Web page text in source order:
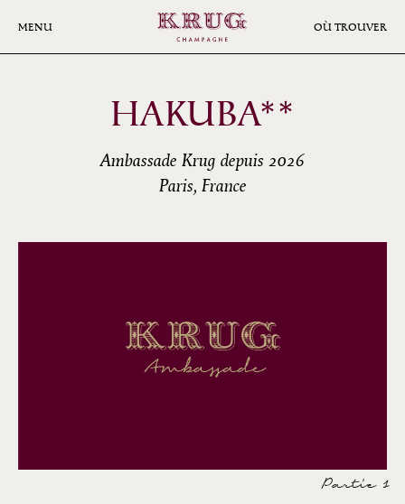
MENU OÙ TROUVER
HAKUBA**
Ambassade Krug depuis 2026
Paris, France
Partie 1